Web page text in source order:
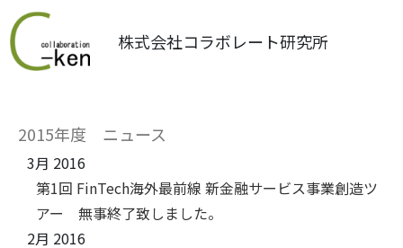
株式会社コラボレート研究所
2015年度 ニュース
3月 2016
第1回 FinTech海外最前線 新金融サービス事業創造ツ
アー 無事終了致しました。
2月 2016